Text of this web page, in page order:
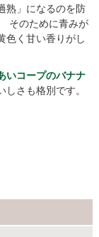
熟」になるのを防
そのために青みが
色く甘い香りがし
いコープのバナナ
さも格別です。